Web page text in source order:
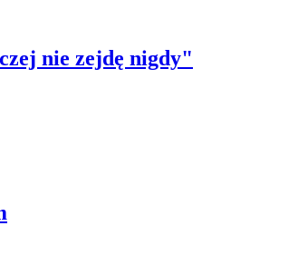
nie zejdę nigdy"